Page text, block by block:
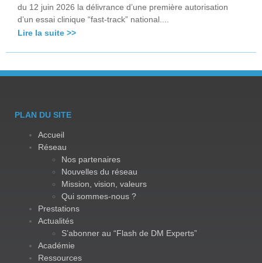
du 12 juin 2026 la délivrance d’une première autorisation
d’un essai clinique “fast-track” national....
Lire la suite >>
PLAN DU SITE
Accueil
Réseau
Nos partenaires
Nouvelles du réseau
Mission, vision, valeurs
Qui sommes-nous ?
Prestations
Actualités
S’abonner au “Flash de DM Experts”
Académie
Ressources